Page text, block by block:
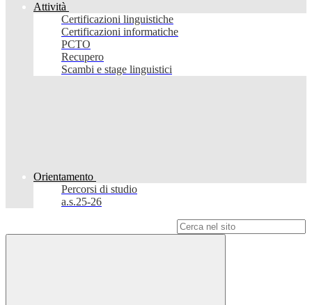
Attività
Certificazioni linguistiche
Certificazioni informatiche
PCTO
Recupero
Scambi e stage linguistici
Orientamento
Percorsi di studio
a.s.25-26